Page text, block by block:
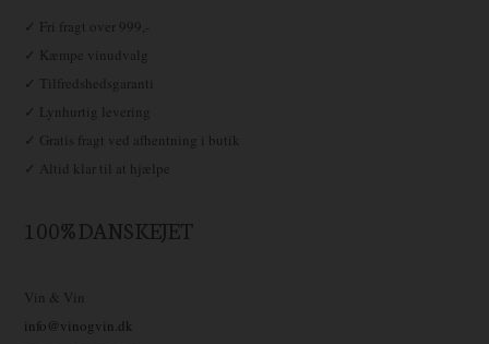
✓ Fri fragt over 999,-
✓ Kæmpe vinudvalg
✓ Tilfredshedsgaranti
✓ Lynhurtig levering
✓ Gratis fragt ved afhentning i butik
✓ Altid klar til at hjælpe
100% DANSKEJET
Vin & Vin
info@vinogvin.dk